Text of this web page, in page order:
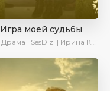
Игра моей судьбы
Драма | SesDizi | Ирина Котова